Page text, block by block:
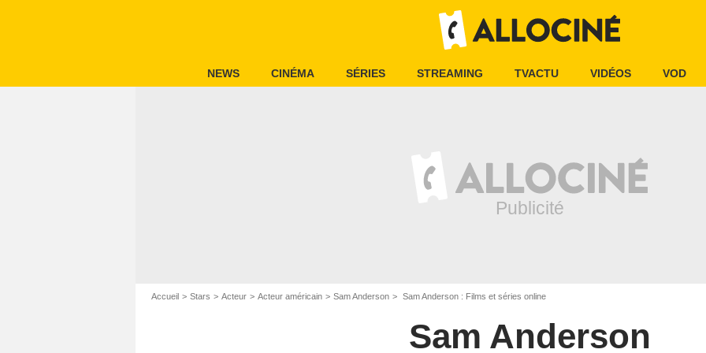
NEWS CINÉMA SÉRIES STREAMING TVACTU VIDÉOS VOD
Accueil Stars Acteur Acteur américain Sam Anderson Sam Anderson : Films et séries online
Sam Anderson